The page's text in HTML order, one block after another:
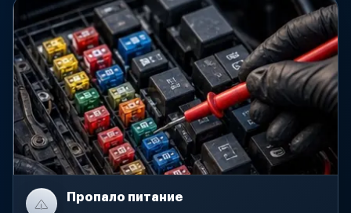
Пропало питание